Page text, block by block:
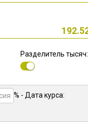
Разделитель тысяч:
% - Дата курса: